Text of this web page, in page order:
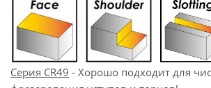
Серия CR49 - Хорошо подходит для